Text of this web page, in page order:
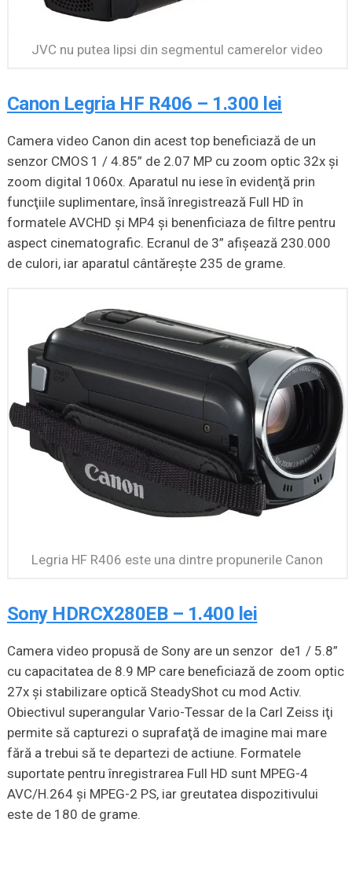
JVC nu putea lipsi din segmentul camerelor video
Canon Legria HF R406 – 1.300 lei
Camera video Canon din acest top beneficiază de un
senzor CMOS 1 / 4.85” de 2.07 MP cu zoom optic 32x şi
zoom digital 1060x. Aparatul nu iese în evidenţă prin
funcţiile suplimentare, însă înregistrează Full HD în
formatele AVCHD şi MP4 şi benenficiaza de filtre pentru
aspect cinematografic. Ecranul de 3” afişează 230.000
de culori, iar aparatul cântăreşte 235 de grame.
Legria HF R406 este una dintre propunerile Canon
Sony HDRCX280EB – 1.400 lei
Camera video propusă de Sony are un senzor de1 / 5.8”
cu capacitatea de 8.9 MP care beneficiază de zoom optic
27x şi stabilizare optică SteadyShot cu mod Activ.
Obiectivul superangular Vario-Tessar de la Carl Zeiss iţi
permite să capturezi o suprafaţă de imagine mai mare
fără a trebui să te departezi de actiune. Formatele
suportate pentru înregistrarea Full HD sunt MPEG-4
AVC/H.264 şi MPEG-2 PS, iar greutatea dispozitivului
este de 180 de grame.